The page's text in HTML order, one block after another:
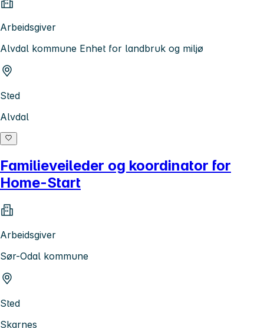
Arbeidsgiver
Alvdal kommune Enhet for landbruk og miljø
Sted
Alvdal
Familieveileder og koordinator for
Home-Start
Arbeidsgiver
Sør-Odal kommune
Sted
Skarnes